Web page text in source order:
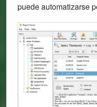
puede automatizarse